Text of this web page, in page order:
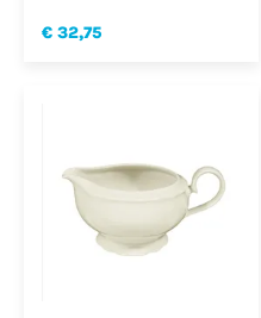
€ 32,75